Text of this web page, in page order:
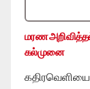
மரண அறிவித்தல்
கல்முனை